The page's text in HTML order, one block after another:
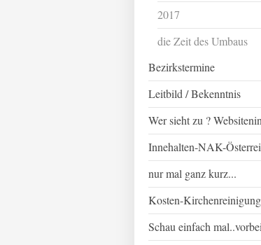
2017
die Zeit des Umbaus
Bezirkstermine
Leitbild / Bekenntnis
Wer sieht zu ?
Innehalten-NAK-
nur mal ganz kurz...
Kosten-Kirchenreinigung
Schau einfach